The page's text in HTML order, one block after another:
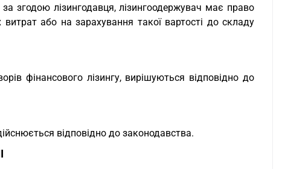
згодою лізингодавця, лізингоодержувач має право
або на зарахування такої вартості до складу
фінансового лізингу, вирішуються відповідно до
відповідно до законодавства.